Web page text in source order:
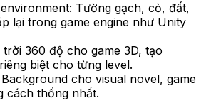
Tường gạch, cỏ, đất,
lại trong game engine như Unity
360 độ cho game 3D, tạo
biệt cho từng level.
cho visual novel, game
cách thống nhất.